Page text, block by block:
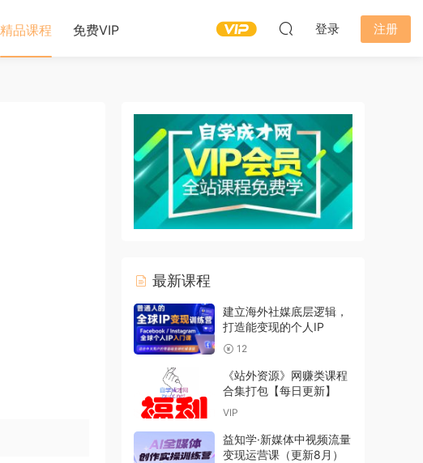
精品课程 免费VIP 登录 注册
最新课程
建立海外社媒底层逻辑，
打造能变现的个人IP
12
《站外资源》网赚类课程
合集打包【每日更新】
VIP
益知学·新媒体中视频流量
变现运营课（更新8月）